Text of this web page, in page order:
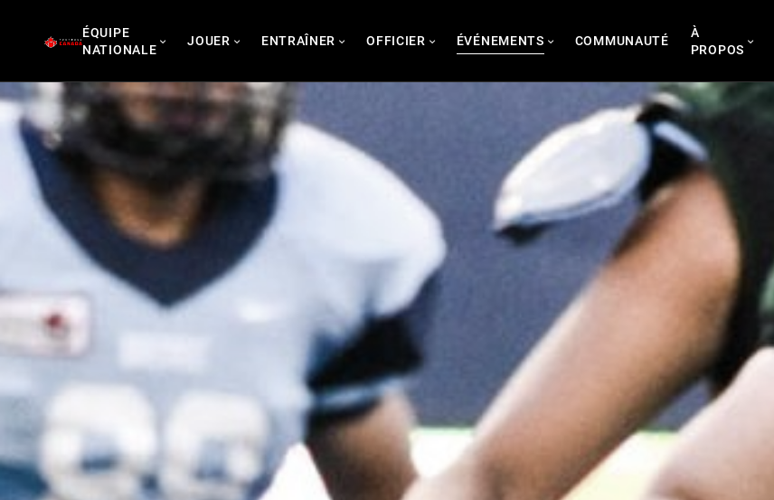
ÉQUIPE
NATIONALE
JOUER ENTRAÎNER OFFICIER ÉVÉNEMENTS COMMUNAUTÉ
À
PROPOS